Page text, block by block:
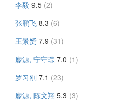
李毅 9.5 (2)
张鹏飞 8.3 (6)
王景赟 7.9 (31)
廖源, 宁守琮 7.0 (1)
罗习刚 7.1 (23)
廖源, 陈文翔 5.3 (3)